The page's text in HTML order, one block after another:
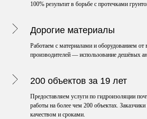
100% результат в борьбе с протечками
Дорогие материалы
Работаем с материалами и оборудованием
производителей — использование дешёвых
200 объектов за 19 лет
Предоставляем услуги по гидроизоляции
работы на более чем 200 объектах.
качеством и сроками.